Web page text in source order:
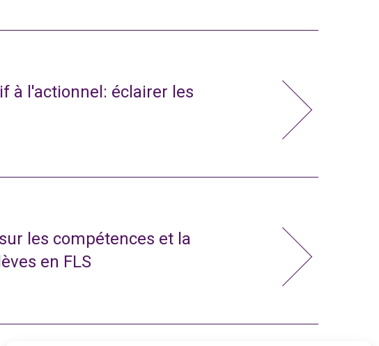
à l'actionnel: éclairer les
les compétences et la
en FLS